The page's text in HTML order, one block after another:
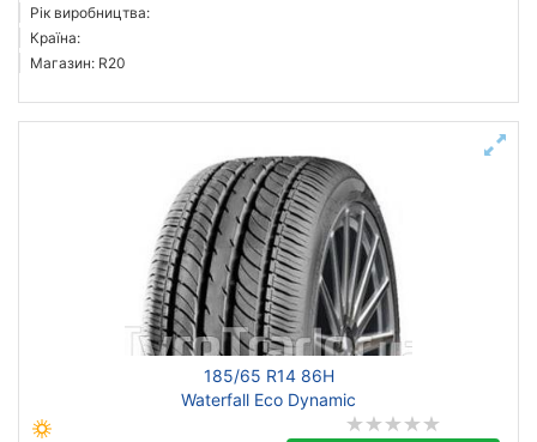
Рік виробництва:
Країна:
Магазин: R20
185/65 R14 86H
Waterfall Eco Dynamic